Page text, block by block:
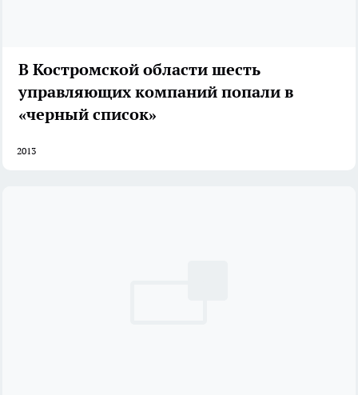
В Костромской области шесть
управляющих компаний попали в
«черный список»
2013